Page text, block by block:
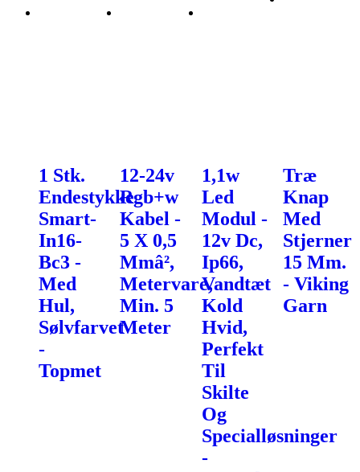
1 Stk.
Endestykke
Smart-
In16-
Bc3 -
Med
Hul,
Sølvfarvet
-
Topmet
12-24v
Rgb+w
Kabel -
5 X 0,5
Mmâ²,
Metervare,
Min. 5
Meter
1,1w
Led
Modul -
12v Dc,
Ip66,
Vandtæt
Kold
Hvid,
Perfekt
Til
Skilte
Og
Specialløsninger
-
Træ
Knap
Med
Stjerner
15 Mm.
- Viking
Garn